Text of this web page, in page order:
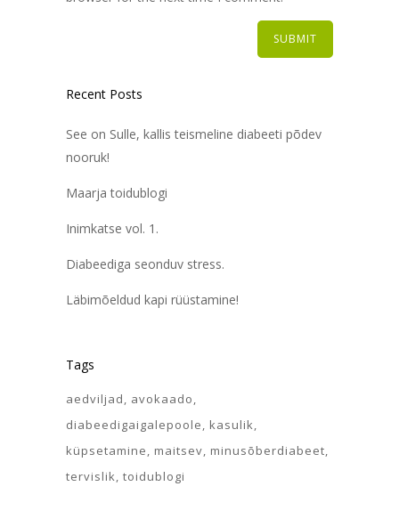
Recent Posts
See on Sulle, kallis teismeline diabeeti põdev
nooruk!
Maarja toidublogi
Inimkatse vol. 1.
Diabeediga seonduv stress.
Läbimõeldud kapi rüüstamine!
Tags
aedviljad
avokaado
diabeedigaigalepoole
kasulik
küpsetamine
maitsev minusõberdiabeet
tervislik toidublogi